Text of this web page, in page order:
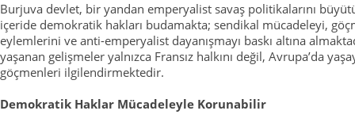
Burjuva devlet, bir yandan emperyalist savaş politikalarını
içeride demokratik hakları budamakta; sendikal mücadeleyi,
eylemlerini ve anti-emperyalist dayanışmayı baskı altına
yaşanan gelişmeler yalnızca Fransız halkını değil, Avrupa’da
göçmenleri ilgilendirmektedir.
Demokratik Haklar Mücadeleyle Korunabilir